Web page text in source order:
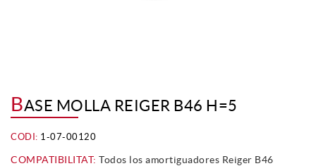
BASE MOLLA REIGER B46 H=5
CODI: 1-07-00120
COMPATIBILITAT: Todos los amortiguadores Reiger B46